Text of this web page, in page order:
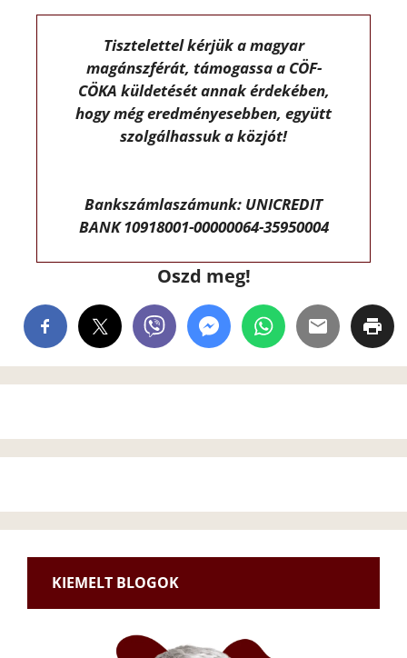
Tisztelettel kérjük a magyar
magánszférát, támogassa a CÖF-
CÖKA küldetését annak érdekében,
hogy még eredményesebben, együtt
szolgálhassuk a közjót!
Bankszámlaszámunk: UNICREDIT
BANK 10918001-00000064-35950004
Oszd meg!
KIEMELT BLOGOK